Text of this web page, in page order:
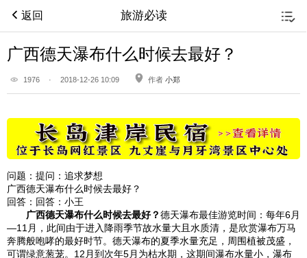
返回 旅游必读
广西德天瀑布什么时候去最好？
1976 · 2018-12-26 10:09 作者 小郑
问题： 提问：追求梦想
广西德天瀑布什么时候去最好？
回答： 回答：小王
广西德天瀑布什么时候去最好？德天瀑布最佳游览时间：每年6月
—11月，此间由于进入降雨季节故水量大且水质清，是欣赏瀑布万马
奔腾般咆哮的最好时节。德天瀑布的夏季水量充足，周围植被茂盛，
可谓绿意葱茏。12月到次年5月为枯水期，这期间瀑布水量小，瀑布